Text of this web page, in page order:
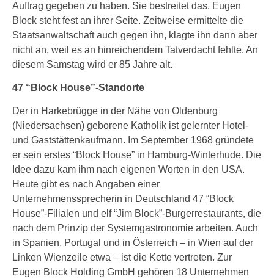
Auftrag gegeben zu haben. Sie bestreitet das. Eugen
Block steht fest an ihrer Seite. Zeitweise ermittelte die
Staatsanwaltschaft auch gegen ihn, klagte ihn dann aber
nicht an, weil es an hinreichendem Tatverdacht fehlte. An
diesem Samstag wird er 85 Jahre alt.
47 “Block House”-Standorte
Der in Harkebrügge in der Nähe von Oldenburg
(Niedersachsen) geborene Katholik ist gelernter Hotel-
und Gaststättenkaufmann. Im September 1968 gründete
er sein erstes “Block House” in Hamburg-Winterhude. Die
Idee dazu kam ihm nach eigenen Worten in den USA.
Heute gibt es nach Angaben einer
Unternehmenssprecherin in Deutschland 47 “Block
House”-Filialen und elf “Jim Block”-Burgerrestaurants, die
nach dem Prinzip der Systemgastronomie arbeiten. Auch
in Spanien, Portugal und in Österreich – in Wien auf der
Linken Wienzeile etwa – ist die Kette vertreten. Zur
Eugen Block Holding GmbH gehören 18 Unternehmen